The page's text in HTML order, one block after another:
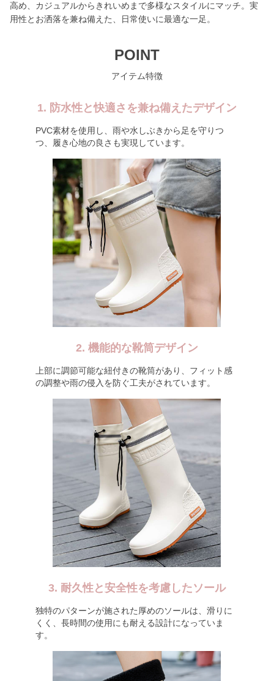
高め、カジュアルからきれいめまで多様なスタイルにマッチ。実
用性とお洒落を兼ね備えた、日常使いに最適な一足。
POINT
アイテム特徴
1. 防水性と快適さを兼ね備えたデザイン
PVC素材を使用し、雨や水しぶきから足を守りつ
つ、履き心地の良さも実現しています。
2. 機能的な靴筒デザイン
上部に調節可能な紐付きの靴筒があり、フィット感
の調整や雨の侵入を防ぐ工夫がされています。
3. 耐久性と安全性を考慮したソール
独特のパターンが施された厚めのソールは、滑りに
くく、長時間の使用にも耐える設計になっていま
す。